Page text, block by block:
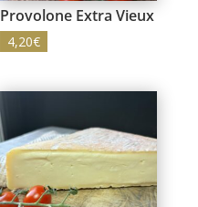
Provolone Extra Vieux
4,20€